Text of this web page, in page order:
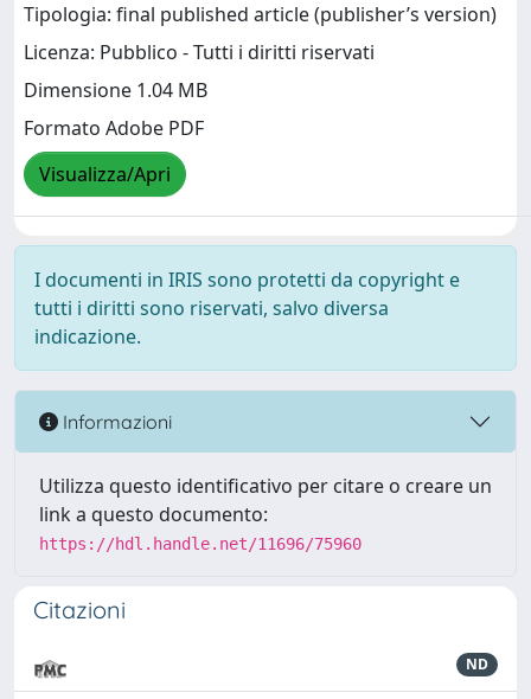
Tipologia: final published article (publisher’s version)
Licenza: Pubblico - Tutti i diritti riservati
Dimensione 1.04 MB
Formato Adobe PDF
Visualizza/Apri
I documenti in IRIS sono protetti da copyright e
tutti i diritti sono riservati, salvo diversa
indicazione.
Informazioni
Utilizza questo identificativo per citare o creare un
link a questo documento:
https://hdl.handle.net/11696/75960
Citazioni
ND